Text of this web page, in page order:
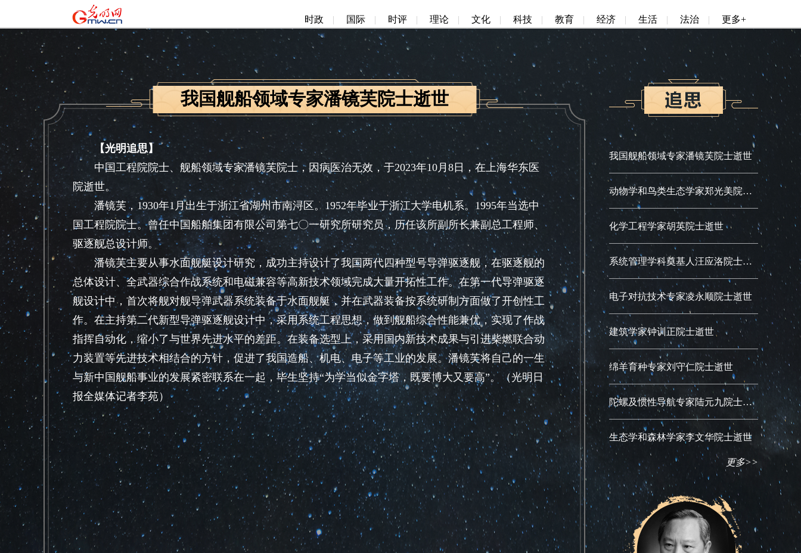
时政 | 国际 | 时评 | 理论 | 文化 | 科技 | 教育 | 经济 | 生活 | 法治 | 更多+
我国舰船领域专家潘镜芙院士逝世
【光明追思】
中国工程院院士、舰船领域专家潘镜芙院士，因病医治无效，于2023年10月8日，在上海华东医
院逝世。
潘镜芙，1930年1月出生于浙江省湖州市南浔区。1952年毕业于浙江大学电机系。1995年当选中
国工程院院士。曾任中国船舶集团有限公司第七〇一研究所研究员，历任该所副所长兼副总工程师、
驱逐舰总设计师。
潘镜芙主要从事水面舰艇设计研究，成功主持设计了我国两代四种型号导弹驱逐舰，在驱逐舰的
总体设计、全武器综合作战系统和电磁兼容等高新技术领域完成大量开拓性工作。在第一代导弹驱逐
舰设计中，首次将舰对舰导弹武器系统装备于水面舰艇，并在武器装备按系统研制方面做了开创性工
作。在主持第二代新型导弹驱逐舰设计中，采用系统工程思想，做到舰船综合性能兼优，实现了作战
指挥自动化，缩小了与世界先进水平的差距。在装备选型上，采用国内新技术成果与引进柴燃联合动
力装置等先进技术相结合的方针，促进了我国造船、机电、电子等工业的发展。潘镜芙将自己的一生
与新中国舰船事业的发展紧密联系在一起，毕生坚持“为学当似金字塔，既要博大又要高”。（光明日
报全媒体记者李苑）
我国舰船领域专家潘镜芙院士逝世
动物学和鸟类生态学家郑光美院士逝世
化学工程学家胡英院士逝世
系统管理学科奠基人汪应洛院士逝世
电子对抗技术专家凌永顺院士逝世
建筑学家钟训正院士逝世
绵羊育种专家刘守仁院士逝世
陀螺及惯性导航专家陆元九院士逝世
生态学和森林学家李文华院士逝世
更多>>